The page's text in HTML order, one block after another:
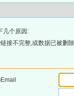
几个原因:
接不完整,或数据已被删
Email